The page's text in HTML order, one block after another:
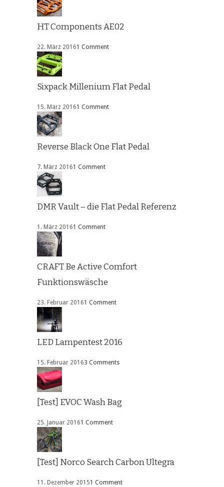
HT Components AE02
22. März 20161 Comment
Sixpack Millenium Flat Pedal
15. März 20161 Comment
Reverse Black One Flat Pedal
7. März 20161 Comment
DMR Vault – die Flat Pedal Referenz
1. März 20161 Comment
CRAFT Be Active Comfort
Funktionswäsche
23. Februar 20161 Comment
LED Lampentest 2016
15. Februar 20163 Comments
[Test] EVOC Wash Bag
25. Januar 20161 Comment
[Test] Norco Search Carbon Ultegra
11. Dezember 20151 Comment